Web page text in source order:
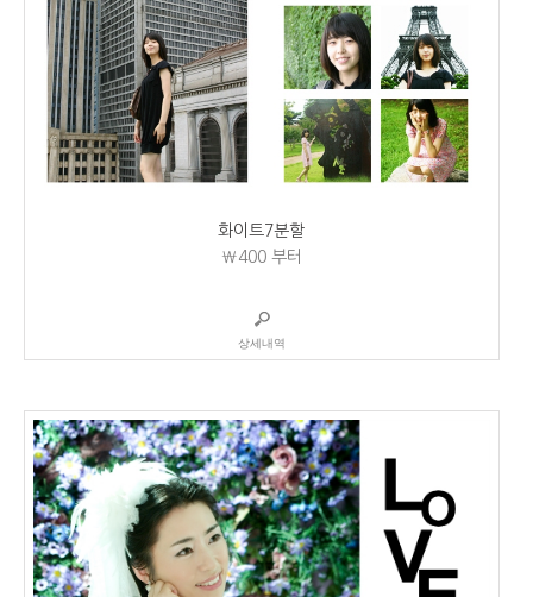
화이트7분할
₩400부터
상세내역